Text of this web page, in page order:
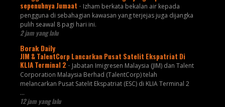
sepenuhnya Jumaat - Izham berkata bekalan air kepada
pengguna di sebahagian kawasan yang terjejas juga dijangka
pulih seawal 8 pagi hari ini.
2 jam yang lalu
Borak Daily
JIM & TalentCorp Lancarkan Pusat Satelit Ekspatriat Di
KLIA Terminal 2 - Jabatan Imigresen Malaysia (JIM) dan Talent
Corporation Malaysia Berhad (TalentCorp) telah
melancarkan Pusat Satelit Ekspatriat (ESC) di KLIA Terminal 2
...
12 jam yang lalu